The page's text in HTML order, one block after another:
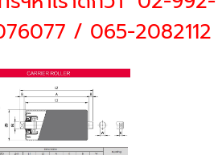
/ 065-2082112